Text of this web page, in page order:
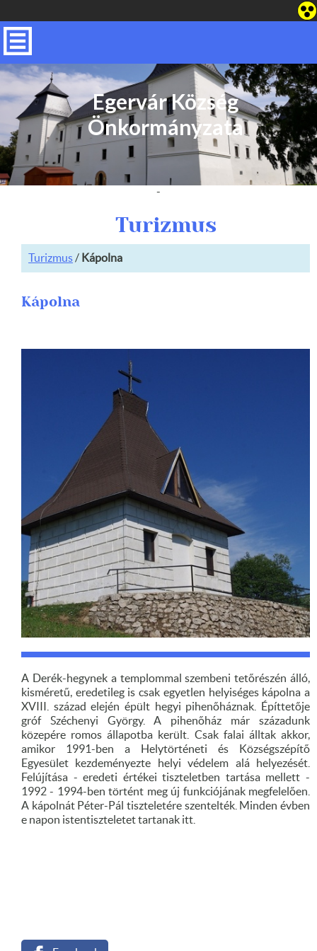
Egervár Község
Önkormányzata
-
Turizmus
Turizmus/ Kápolna
Kápolna
A Derék-hegynek a templommal szembeni tetőrészén álló,
kisméretű, eredetileg is csak egyetlen helyiséges kápolna a
XVIII. század elején épült hegyi pihenőháznak. Építtetője
gróf Széchenyi György. A pihenőház már századunk
közepére romos állapotba került. Csak falai álltak akkor,
amikor 1991-ben a Helytörténeti és Községszépítő
Egyesület kezdeményezte helyi védelem alá helyezését.
Felújítása - eredeti értékei tiszteletben tartása mellett -
1992 - 1994-ben történt meg új funkciójának megfelelően.
A kápolnát Péter-Pál tiszteletére szentelték. Minden évben
e napon istentiszteletet tartanak itt.